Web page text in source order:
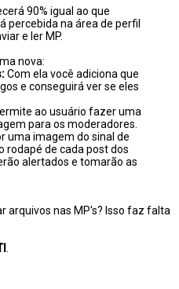
90% igual ao que
percebida na área de perfil
e ler MP.
nova:
Com ela você adiciona que
e conseguirá ver se eles
ao usuário fazer uma
para os moderadores.
uma imagem do sinal de
rodapé de cada post dos
alertados e tomarão as
arquivos nas MP's? Isso faz falta
.